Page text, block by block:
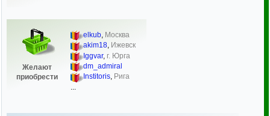
Желают
приобрести
elkub, Москва
akim18, Ижевск
Iggvar, г. Юрга
dm_admiral
Institoris, Рига